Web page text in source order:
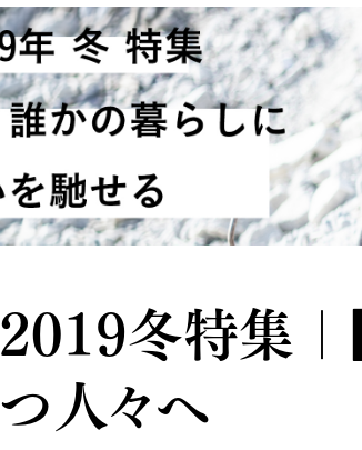
2019冬特集｜
つ人々へ